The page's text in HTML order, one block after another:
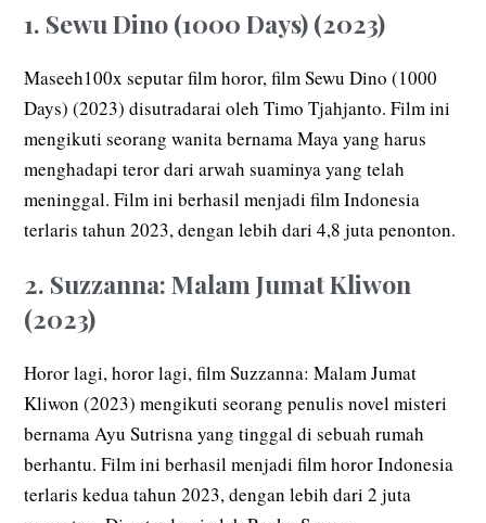
1. Sewu Dino (1000 Days) (2023)
Maseeh100x seputar film horor, film Sewu Dino (1000
Days) (2023) disutradarai oleh Timo Tjahjanto. Film ini
mengikuti seorang wanita bernama Maya yang harus
menghadapi teror dari arwah suaminya yang telah
meninggal. Film ini berhasil menjadi film Indonesia
terlaris tahun 2023, dengan lebih dari 4,8 juta penonton.
2. Suzzanna: Malam Jumat Kliwon
(2023)
Horor lagi, horor lagi, film Suzzanna: Malam Jumat
Kliwon (2023) mengikuti seorang penulis novel misteri
bernama Ayu Sutrisna yang tinggal di sebuah rumah
berhantu. Film ini berhasil menjadi film horor Indonesia
terlaris kedua tahun 2023, dengan lebih dari 2 juta